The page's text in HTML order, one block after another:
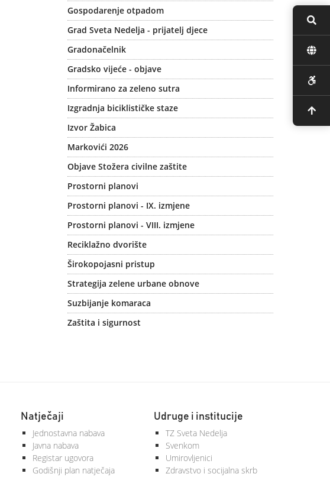
Gospodarenje otpadom
Grad Sveta Nedelja - prijatelj djece
Gradonačelnik
Gradsko vijeće - objave
Informirano za zeleno sutra
Izgradnja biciklističke staze
Izvor Žabica
Markovići 2026
Objave Stožera civilne zaštite
Prostorni planovi
Prostorni planovi - IX. izmjene
Prostorni planovi - VIII. izmjene
Reciklažno dvorište
Širokopojasni pristup
Strategija zelene urbane obnove
Suzbijanje komaraca
Zaštita i sigurnost
Natječaji
Jednostavna nabava
Javna nabava
Registar ugovora
Godišnji plan natječaja
Udruge i institucije
TZ Sveta Nedelja
Svenkom
Umirovljenici
Zdravstvo i socijalna skrb